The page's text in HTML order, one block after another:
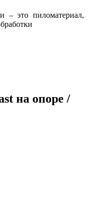
– это пиломатериал,
на опоре /